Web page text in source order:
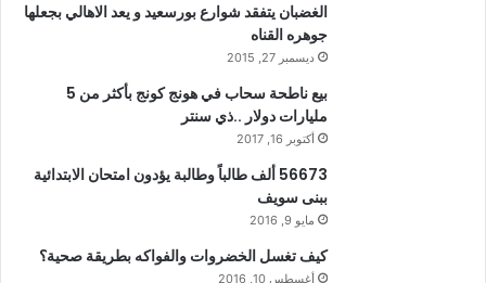
الغضبان يتفقد شوارع بورسعيد و يعد الاهالي بجعلها
جوهره القناه
ديسمبر 27, 2015
بيع ناطحة سحاب في هونج كونج بأكثر من 5
مليارات دولار ..ذي سنتر
أكتوبر 16, 2017
56673 ألف طالباً وطالبة يؤدون امتحان الابتدائية
ببنى سويف
مايو 9, 2016
كيف تغسل الخضروات والفواكه بطريقة صحية؟
أغسطس 10, 2016